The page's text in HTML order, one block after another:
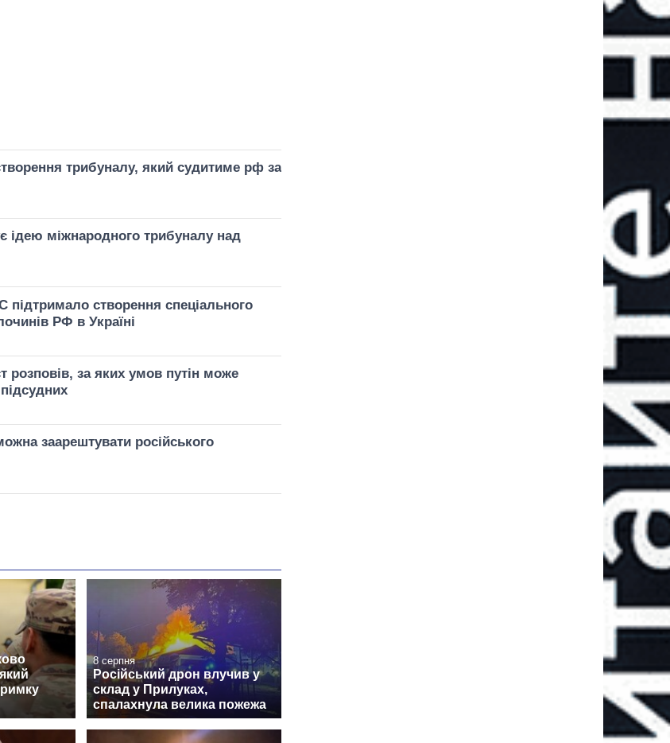
трибуналу, який судитиме рф за
ідею міжнародного трибуналу над
створення спеціального
РФ в Україні
розповів, за яких умов путін може
заарештувати російського
8 серпня
Російський дрон влучив у
склад у Прилуках,
спалахнула велика пожежа